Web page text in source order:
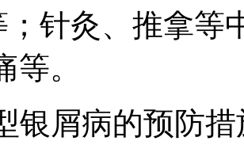
针灸、推拿等
等。
银屑病的预防